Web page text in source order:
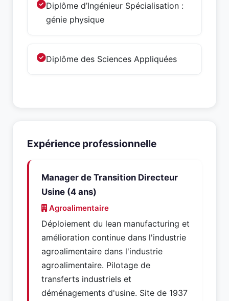
Diplôme d’Ingénieur Spécialisation :
génie physique
Diplôme des Sciences Appliquées
Expérience professionnelle
Manager de Transition Directeur
Usine (4 ans)
Agroalimentaire
Déploiement du lean manufacturing et
amélioration continue dans l'industrie
agroalimentaire dans l'industrie
agroalimentaire. Pilotage de
transferts industriels et
déménagements d'usine. Site de 1937